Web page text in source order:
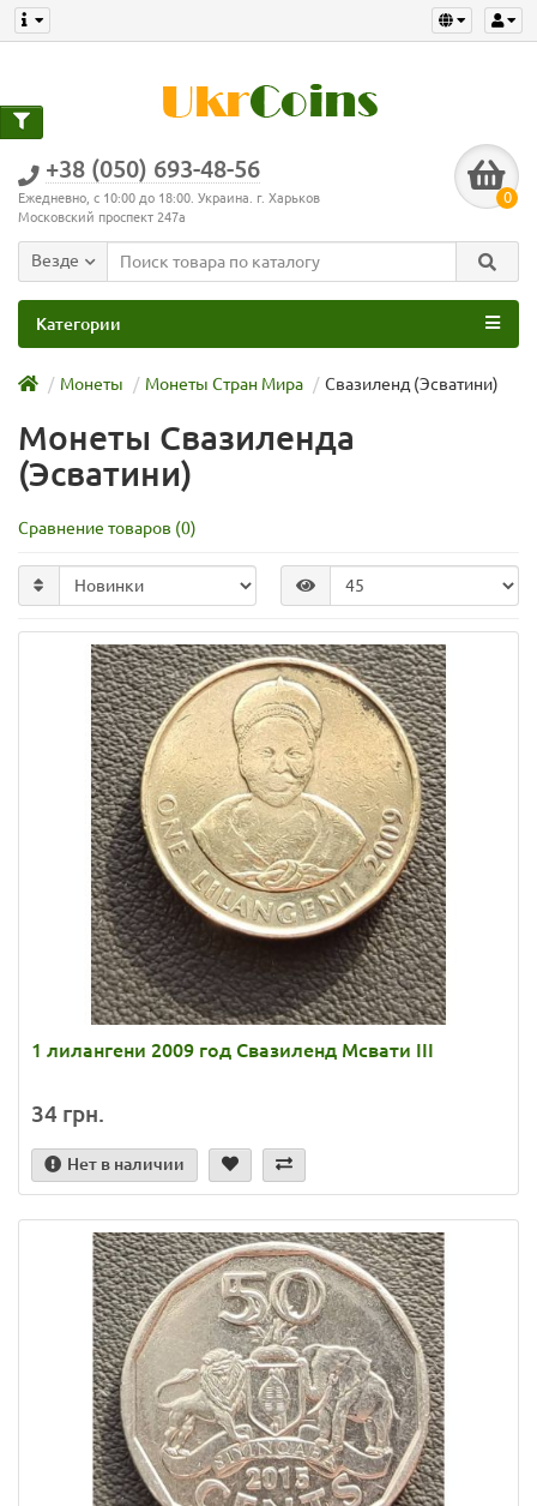
+38 (050) 693-48-56
Ежедневно, с 10:00 до 18:00. Украина. г. Харьков
Московский проспект 247а
0
Везде
Категории
Монеты Монеты Стран Мира Свазиленд (Эсватини)
Монеты Свазиленда
(Эсватини)
Сравнение товаров (0)
1 лилангени 2009 год Свазиленд Мсвати III
34 грн.
Нет в наличии